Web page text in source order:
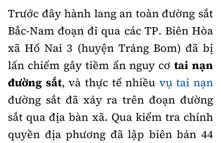
Trước đây hành lang an toàn đường sắt
Bắc-Nam đoạn đi qua các TP. Biên Hòa
xã Hố Nai 3 (huyện Trảng Bom) đã bị
lấn chiếm gây tiềm ẩn nguy cơ tai nạn
đường sắt, và thực tế nhiều vụ tai nạn
đường sắt đã xảy ra trên đoạn đường
sắt qua địa bàn xã. Qua kiểm tra chính
quyền địa phương đã lập biên bản 44